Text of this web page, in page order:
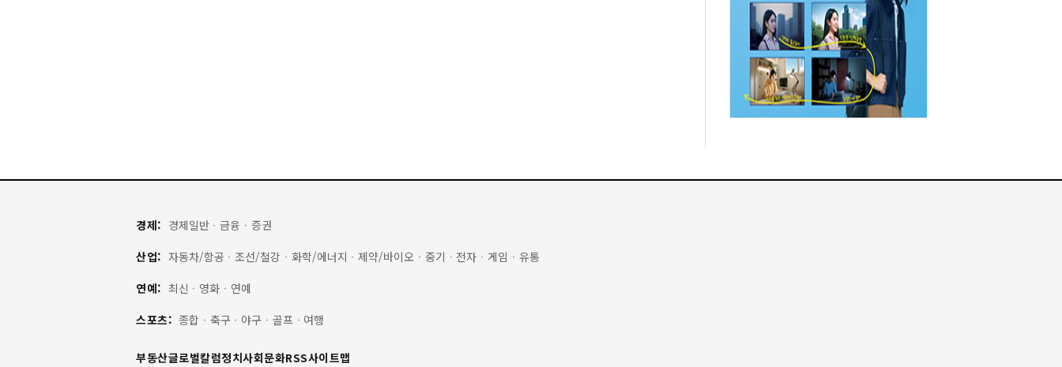
경제: 경제일반 · 금융 · 증권
산업: 자동차/항공 · 조선/철강 · 화학/에너지 · 제약/바이오 · 중기 · 전자 · 게임 · 유통
연예: 최신 · 영화 · 연예
스포츠: 종합 · 축구 · 야구 · 골프 · 여행
부동산글로벌칼럼정치사회문화RSS사이트맵